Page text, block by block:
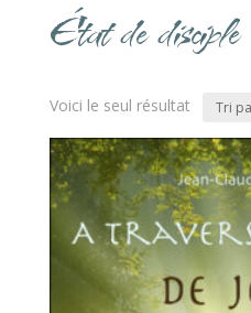
État de disciple
Voici le seul résultat